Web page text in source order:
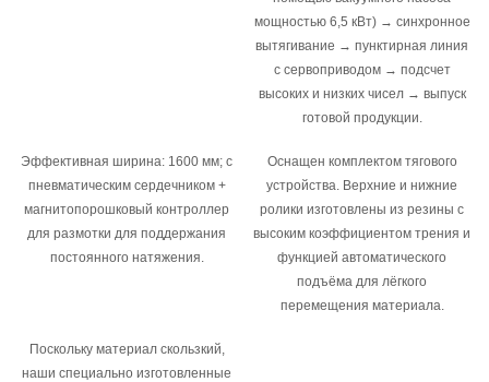
мощностью 6,5 кВт) → синхронное
вытягивание → пунктирная линия
с сервоприводом → подсчет
высоких и низких чисел → выпуск
готовой продукции.
Эффективная ширина: 1600 мм; с
пневматическим сердечником +
магнитопорошковый контроллер
для размотки для поддержания
постоянного натяжения.
Оснащен комплектом тягового
устройства. Верхние и нижние
ролики изготовлены из резины с
высоким коэффициентом трения и
функцией автоматического
подъёма для лёгкого
перемещения материала.
Поскольку материал скользкий,
наши специально изготовленные